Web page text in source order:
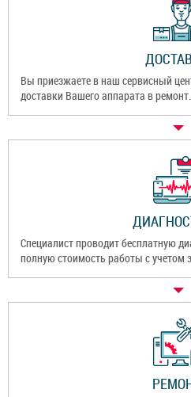
Вы приезжаете в наш сервисный
доставки Вашего аппарата в ремонт.
Специалист проводит бесплатную
полную стоимость работы с учетом